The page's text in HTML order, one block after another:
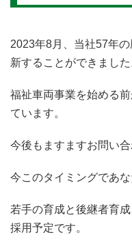
2023年8月、当社57年
新することができました
福祉車両事業を始める
ています。
今後もますますお問い
今このタイミングであな
若手の育成と後継者育
採用予定です。